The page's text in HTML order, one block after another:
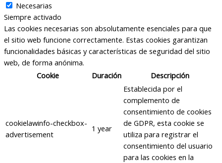
Necesarias
Siempre activado
Las cookies necesarias son absolutamente esenciales para que
el sitio web funcione correctamente. Estas cookies garantizan
funcionalidades básicas y características de seguridad del sitio
web, de forma anónima.
Cookie
Duración Descripción
cookielawinfo-checkbox-
advertisement
1 year
Establecida por el
complemento de
consentimiento de cookies
de GDPR, esta cookie se
utiliza para registrar el
consentimiento del usuario
para las cookies en la